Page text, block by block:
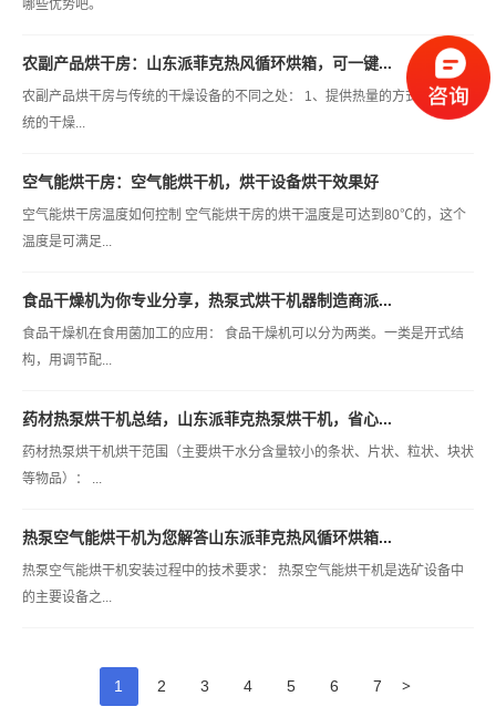
哪些优势吧。
农副产品烘干房：山东派菲克热风循环烘箱，可一键...
农副产品烘干房与传统的干燥设备的不同之处： 1、提供热量的方式不同 传
统的干燥...
空气能烘干房：空气能烘干机，烘干设备烘干效果好
空气能烘干房温度如何控制 空气能烘干房的烘干温度是可达到80℃的，这个
温度是可满足...
食品干燥机为你专业分享，热泵式烘干机器制造商派...
食品干燥机在食用菌加工的应用： 食品干燥机可以分为两类。一类是开式结
构，用调节配...
药材热泵烘干机总结，山东派菲克热泵烘干机，省心...
药材热泵烘干机烘干范围（主要烘干水分含量较小的条状、片状、粒状、块状
等物品）： ...
热泵空气能烘干机为您解答山东派菲克热风循环烘箱...
热泵空气能烘干机安装过程中的技术要求： 热泵空气能烘干机是选矿设备中
的主要设备之...
1 2 3 4 5 6 7 >